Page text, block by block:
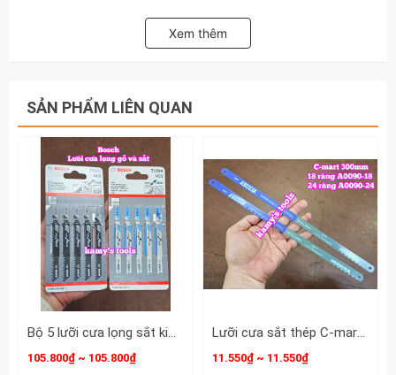
shop đăng nhé ạ! Hai loại này chất lượng như nhau chỉ khác
Xem thêm
SẢN PHẨM LIÊN QUAN
Bộ 5 lưỡi cưa lọng sắt kim loại T118A 2608631013 và gỗ T111C 2608630033 Bosch
105.800₫ ~ 105.800₫
Lưỡi cưa sắt thép C-mart 12 inch 300mm 18 răng 24 răng A0090-18 A0090-24
11.550₫ ~ 11.550₫